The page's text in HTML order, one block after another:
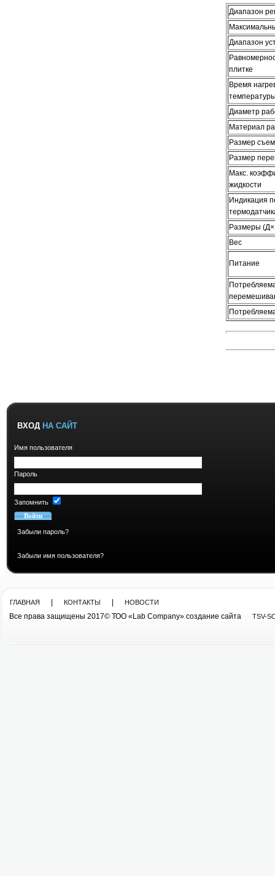
Диапазон
Диапазон
плитке
Время
Диаметр
Материал
Размер
Размер
Макс.
жидкости
Индикация
Размеры
Вес
Питание
ВХОД НА САЙТ
Имя пользователя
Пароль
Запомнить
Забыли пароль?
Забыли имя пользователя?
ГЛАВНАЯ КОНТАКТЫ НОВОСТИ
Все права защищены 2017© ТОО «Lab Company» cоздание сайта TSV-